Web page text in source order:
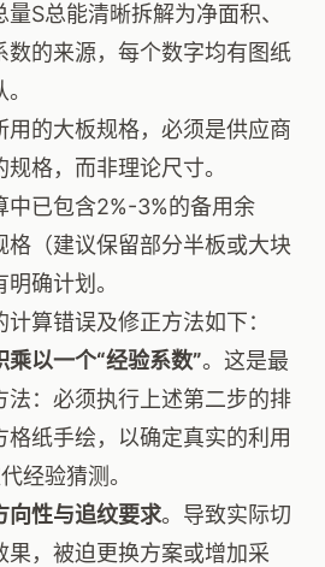
量S总能清晰拆解为净面积、
数的来源，每个数字均有图纸
用的大板规格，必须是供应商
格，而非理论尺寸。
中已包含2%-3%的备用余
格（建议保留部分半板或大块
确计划。
算错误及修正方法如下：
以一个“经验系数”。这是最
法：必须执行上述第二步的排
格纸手绘，以确定真实的利用
经验猜测。
向性与追纹要求。导致实际切
果，被迫更换方案或增加采